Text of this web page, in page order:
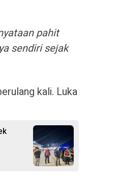
pahit
sendiri sejak
kali. Luka